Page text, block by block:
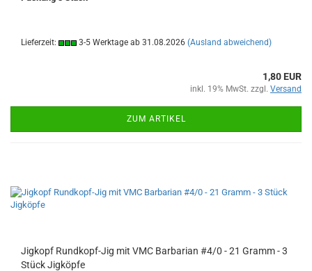
Lieferzeit: 3-5 Werktage ab 31.08.2026 (Ausland abweichend)
1,80 EUR
inkl. 19% MwSt. zzgl. Versand
ZUM ARTIKEL
Jigkopf Rundkopf-Jig mit VMC Barbarian #4/0 - 21 Gramm - 3
Stück Jigköpfe